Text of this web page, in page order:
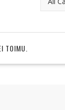
TOIMU.